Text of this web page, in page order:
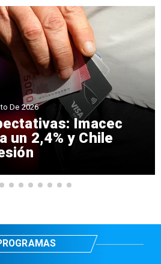
Imacec
un 2,4% y Chile
De 2026